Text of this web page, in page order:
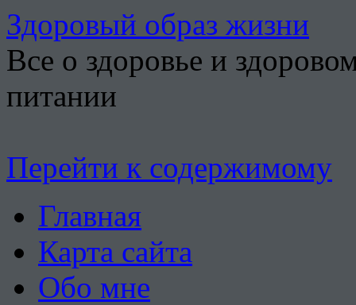
Здоровый образ жизни
Все о здоровье и
питании
Перейти к содержимому
Главная
Карта сайта
Обо мне